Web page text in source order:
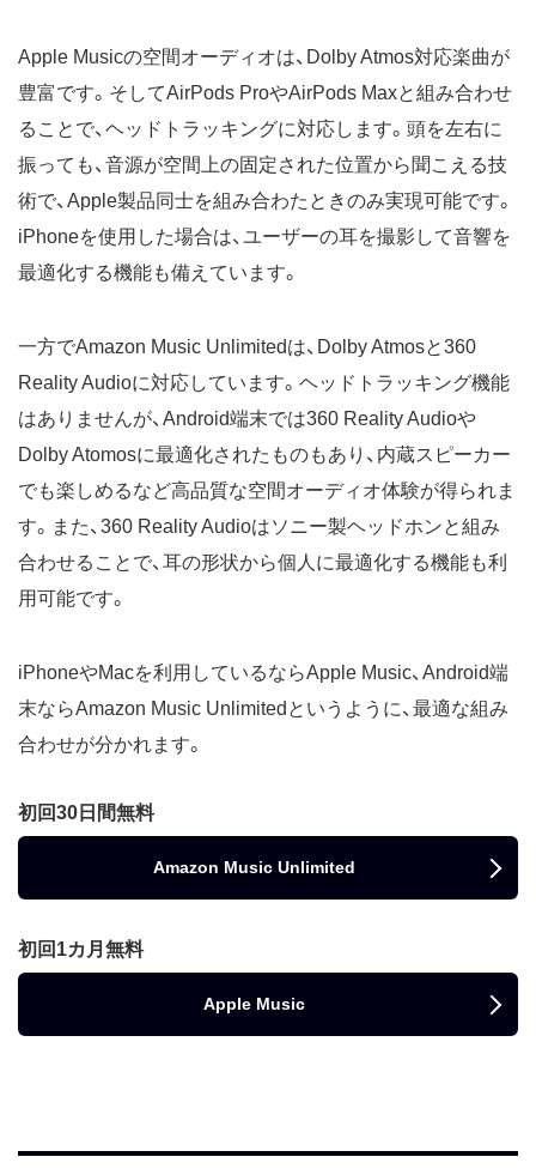
Apple Musicの空間オーディオは、Dolby Atmos対応楽曲が
豊富です。そしてAirPods ProやAirPods Maxと組み合わせ
ることで、ヘッドトラッキングに対応します。頭を左右に
振っても、音源が空間上の固定された位置から聞こえる技
術で、Apple製品同士を組み合わたときのみ実現可能です。
iPhoneを使用した場合は、ユーザーの耳を撮影して音響を
最適化する機能も備えています。
一方でAmazon Music Unlimitedは、Dolby Atmosと360
Reality Audioに対応しています。ヘッドトラッキング機能
はありませんが、Android端末では360 Reality Audioや
Dolby Atomosに最適化されたものもあり、内蔵スピーカー
でも楽しめるなど高品質な空間オーディオ体験が得られま
す。また、360 Reality Audioはソニー製ヘッドホンと組み
合わせることで、耳の形状から個人に最適化する機能も利
用可能です。
iPhoneやMacを利用しているならApple Music、Android端
末ならAmazon Music Unlimitedというように、最適な組み
合わせが分かれます。
初回30日間無料
Amazon Music Unlimited
初回1カ月無料
Apple Music